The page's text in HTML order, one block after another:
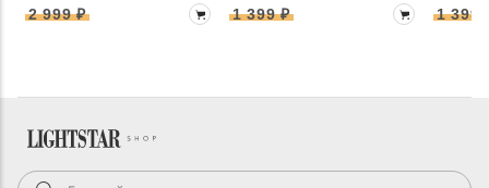
2 999 ₽ 1 399 ₽ 1 399